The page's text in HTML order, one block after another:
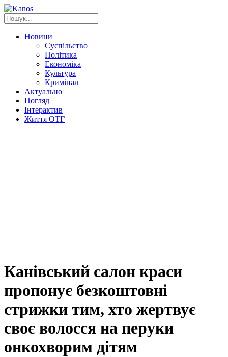
Новини
Суспільство
Політика
Економіка
Культура
Кримінал
Актуально
Погляд
Інтерактив
Життя ОТГ
Канівський салон краси
пропонує безкоштовні
стрижки тим, хто жертвує
своє волосся на перуки
онкохворим дітям